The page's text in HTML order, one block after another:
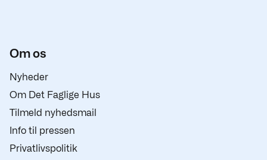
Om os
Nyheder
Om Det Faglige Hus
Tilmeld nyhedsmail
Info til pressen
Privatlivspolitik